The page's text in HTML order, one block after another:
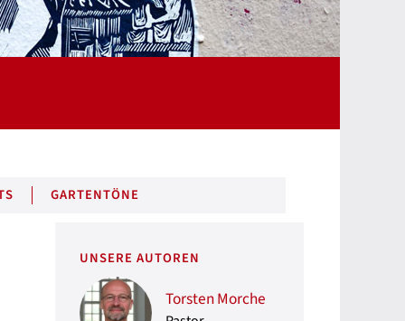
GARTENTÖNE
UNSERE AUTOREN
Torsten Morche